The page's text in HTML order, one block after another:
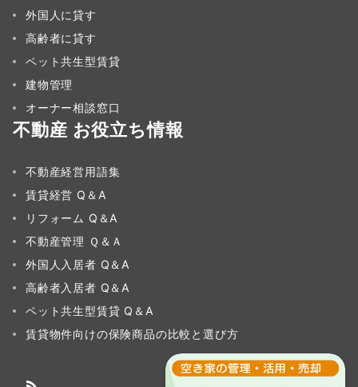
外国人に貸す
高齢者に貸す
ペット共生型賃貸
建物管理
オーナー相談窓口
不動産 お役立ち情報
不動産経営用語集
賃貸経営 Q＆A
リフォーム Q＆A
不動産管理 Ｑ＆Ａ
外国人入居者 Q＆A
高齢者入居者 Q＆A
ペット共生型賃貸 Q＆A
賃貸物件向けの保険商品の比較と選び方